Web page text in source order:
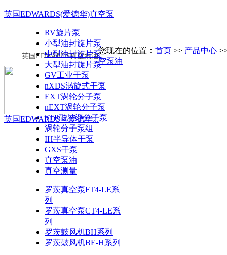
英国EDWARDS(爱德华)真空泵
RV旋片泵
小型油封旋片泵
中型油封旋片泵
大型油封旋片泵
GV工业干泵
nXDS涡旋式干泵
EXT涡轮分子泵
nEXT涡轮分子泵
STP磁悬浮分子泵
涡轮分子泵组
IH半导体干泵
GXS干泵
真空泵油
真空测量
罗茨真空泵FT4-LE系
列
罗茨真空泵CT4-LE系
列
罗茨鼓风机BH系列
罗茨鼓风机BE-H系列
英国EDWARDS真空泵油
您现在的位置： 首页 >> 产品中心
空泵油
英国EDWARDS（爱德华...